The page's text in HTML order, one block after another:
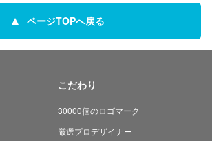
ページTOPへ戻る
こだわり
30000個のロゴマーク
厳選プロデザイナー